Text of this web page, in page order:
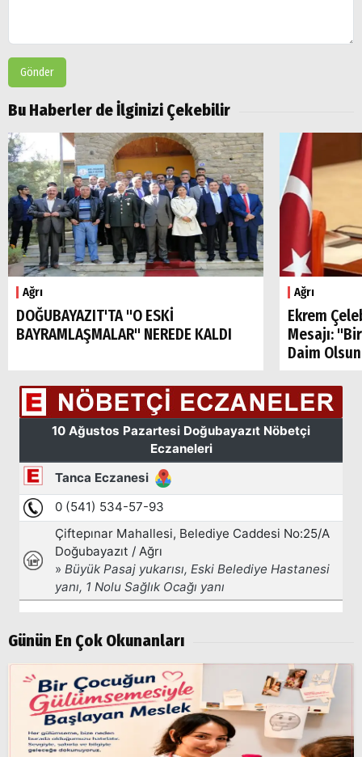
Gönder
Bu Haberler de İlginizi Çekebilir
Ağrı
DOĞUBAYAZIT'TA "O ESKİ
BAYRAMLAŞMALAR" NEREDE KALDI
Ağrı
Ekrem
Mesajı:
Daim
Günün En Çok Okunanları
Aramalar:
Doğubayazıt